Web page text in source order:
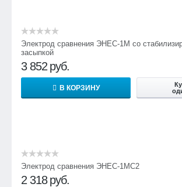
Электрод сравнения ЭНЕС-1М со
засыпкой
3 852 руб.
В КОРЗИНУ
Электрод сравнения ЭНЕС-1МС2
2 318 руб.